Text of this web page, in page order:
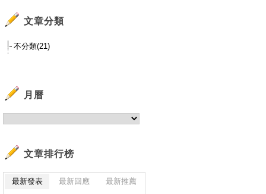
文章分類
不分類(21)
月曆
文章排行榜
最新發表 最新回應
最新推薦